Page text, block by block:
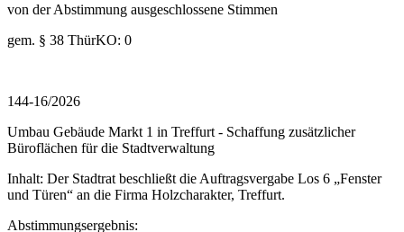
von der Abstimmung ausgeschlossene Stimmen
gem. § 38 ThürKO: 0
144-16/2026
Umbau Gebäude Markt 1 in Treffurt - Schaffung zusätzlicher
Büroflächen für die Stadtverwaltung
Inhalt: Der Stadtrat beschließt die Auftragsvergabe Los 6 „Fenster
und Türen“ an die Firma Holzcharakter, Treffurt.
Abstimmungsergebnis: